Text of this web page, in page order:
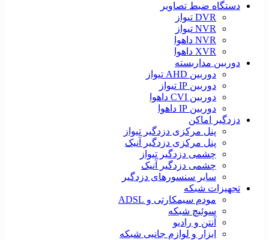
دستگاه ضبط تصاویر
DVR تیواز
NVR تیواز
NVR داهوا
XVR داهوا
دوربین مداربسته
دوربین AHD تیواز
دوربین IP تیواز
دوربین CVI داهوا
دوربین IP داهوا
دزدگیر اماکن
پنل مرکزی دزدگیر تیواز
پنل مرکزی دزدگیر آنیک
چشمی دزدگیر تیواز
چشمی دزدگیر آنیک
سایر سنسورهای دزدگیر
تجهیزات شبکه
مودم سیمکارتی و ADSL
سوئیچ شبکه
آنتن و رادیو
ابزار و لوازم جانبی شبکه